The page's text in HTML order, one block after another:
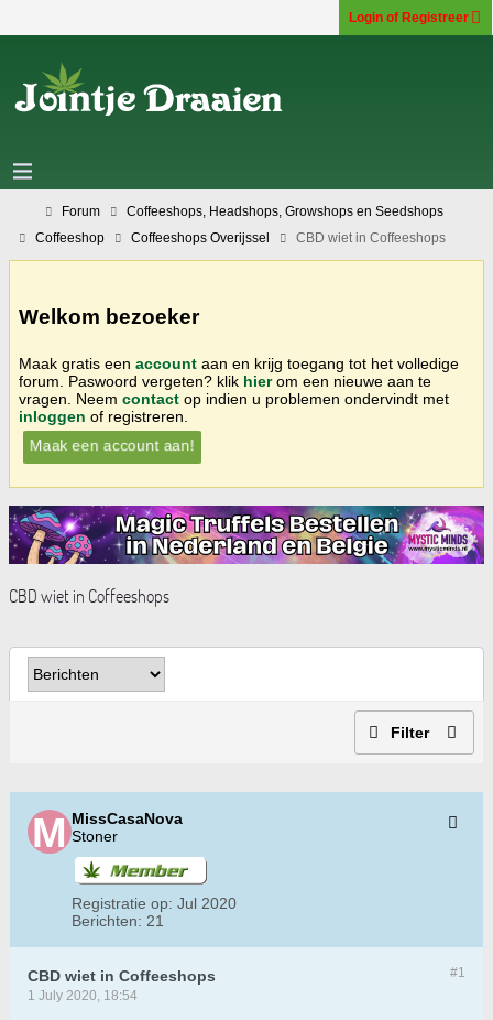
Login of Registreer
Forum
Coffeeshops, Headshops, Growshops en Seedshops
Coffeeshop
Coffeeshops Overijssel CBD wiet in Coffeeshops
Welkom bezoeker
Maak gratis een account aan en krijg toegang tot het volledige
forum. Paswoord vergeten? klik hierom een nieuwe aan te
vragen. Neem contact op indien u problemen ondervindt met
inloggen of registreren.
Maak een account aan!
CBD wiet in Coffeeshops
Filter
MissCasaNova
Stoner
Registratie op: Jul 2020
Berichten: 21
#1
CBD wiet in Coffeeshops
1 July 2020, 18:54